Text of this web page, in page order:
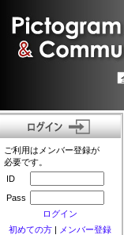
ご利用はメンバー登録が
必要です。
ID
Pass
ログイン
初めての方| メンバー登録